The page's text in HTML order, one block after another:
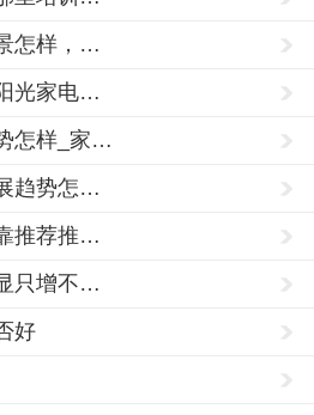
怎样，…
光家电…
怎样_家…
趋势怎…
推荐推…
只增不…
好